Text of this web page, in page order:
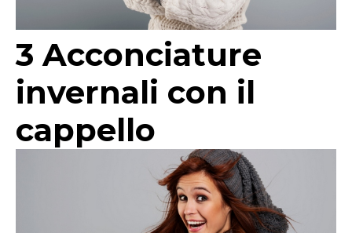
3 Acconciature
invernali con il
cappello